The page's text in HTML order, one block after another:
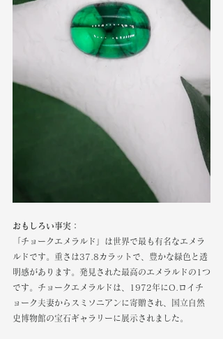
おもしろい事実：
「チョークエメラルド」は世界で最も有名なエメラ
ルドです。重さは37.8カラットで、豊かな緑色と透
明感があります。発見された最高のエメラルドの1つ
です。チョークエメラルドは、1972年にO.ロイチ
ョーク夫妻からスミソニアンに寄贈され、国立自然
史博物館の宝石ギャラリーに展示されました。